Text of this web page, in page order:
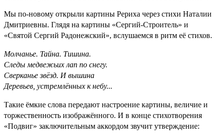
Мы по-новому открыли картины Рериха через стихи Наталии
Дмитриевны. Глядя на картины «Сергий-Строитель» и
«Святой Сергий Радонежский», вслушаемся в ритм её стихов.
Молчанье. Тайна. Тишина.
Следы медвежьих лап по снегу.
Сверканье звёзд. И вышина
Деревьев, устремлённых к небу...
Такие ёмкие слова передают настроение картины, величие и
торжественность изображённого. И в конце стихотворения
«По­двиг» заключительным аккордом звучит утверждение: